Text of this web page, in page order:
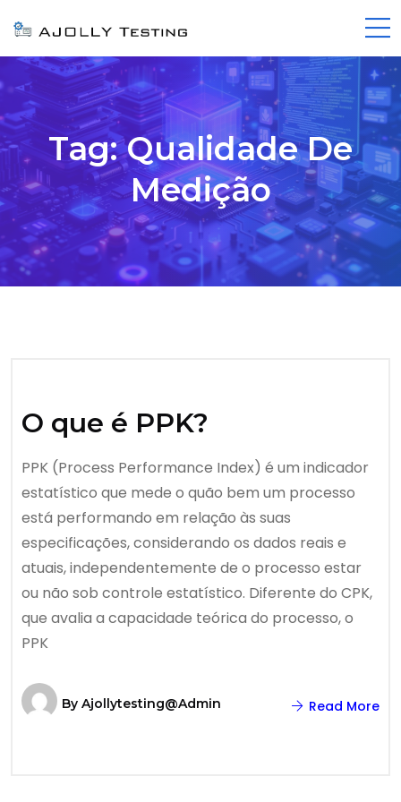
Tag:Qualidade De
Medição
O que é PPK?
PPK (Process Performance Index) é um indicador
estatístico que mede o quão bem um processo
está performando em relação às suas
especificações, considerando os dados reais e
atuais, independentemente de o processo estar
ou não sob controle estatístico. Diferente do CPK,
que avalia a capacidade teórica do processo, o
PPK
By Ajollytesting@admin Read More